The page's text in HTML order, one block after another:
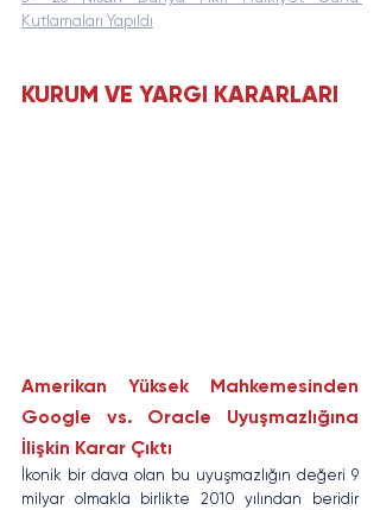
Kutlamaları Yapıldı
KURUM VE YARGI KARARLARI
Amerikan Yüksek Mahkemesinden
Google vs. Oracle Uyuşmazlığına
İlişkin Karar Çıktı
İkonik bir dava olan bu uyuşmazlığın değeri 9
milyar olmakla birlikte 2010 yılından beridir